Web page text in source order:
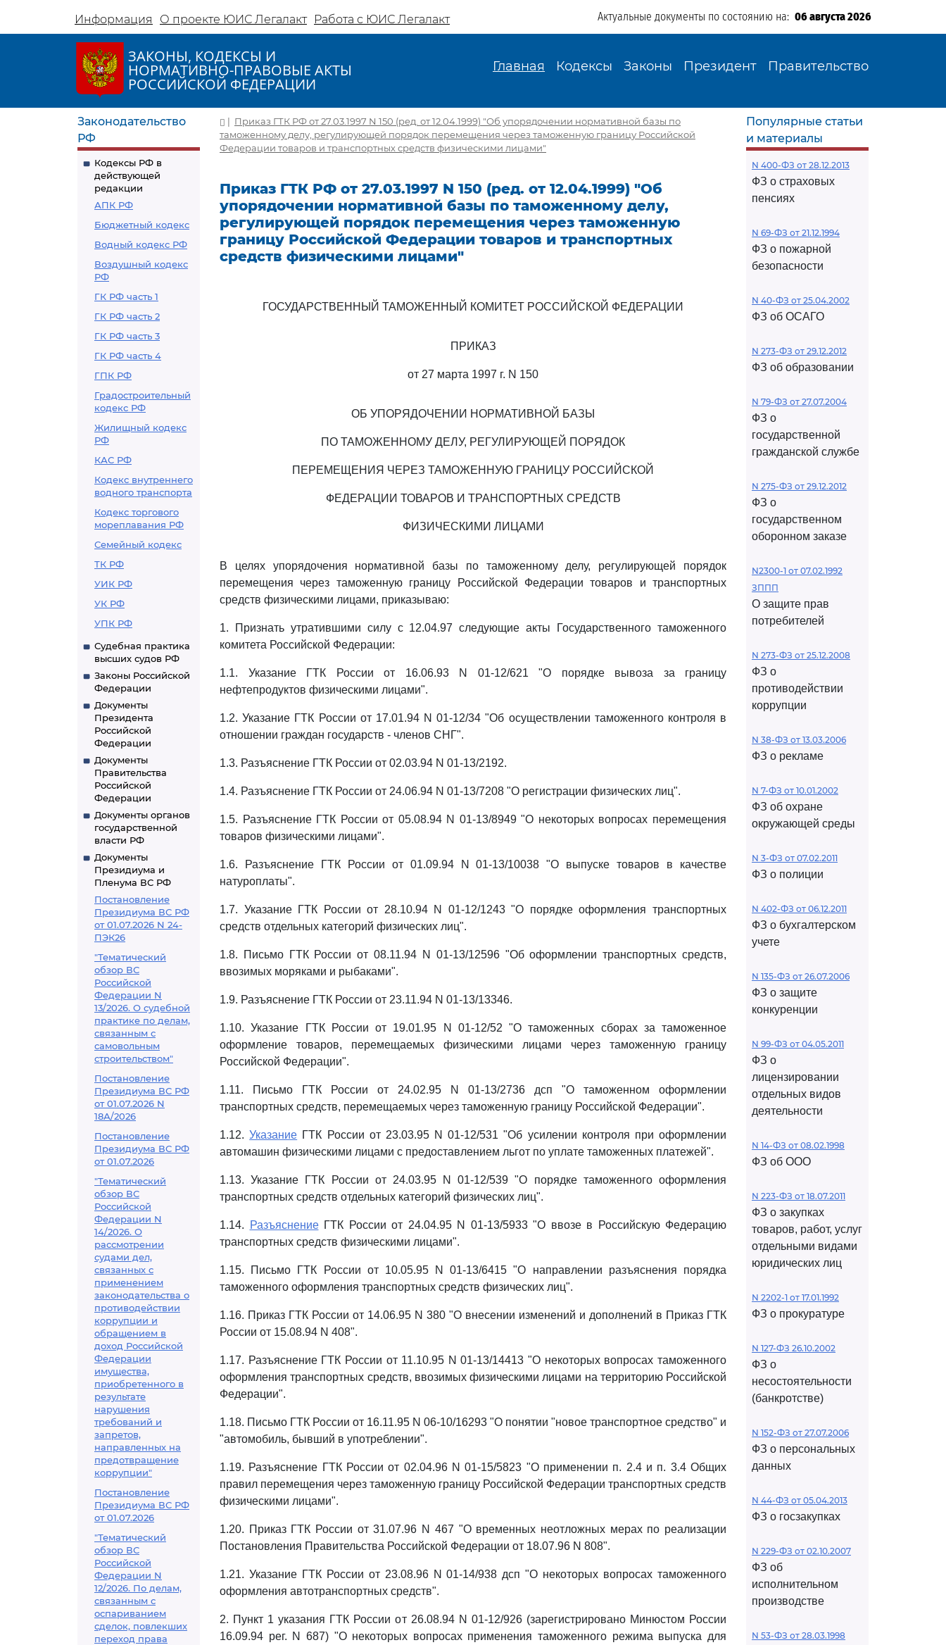
Информация О проекте ЮИС Легалакт Работа с ЮИС Легалакт Актуальные документы по состоянию на: 06 августа 2026
ЗАКОНЫ, КОДЕКСЫ И
НОРМАТИВНО-ПРАВОВЫЕ АКТЫ
РОССИЙСКОЙ ФЕДЕРАЦИИ
Главная Кодексы Законы Президент Правительство
Законодательство
РФ
Кодексы РФ в
действующей
редакции
АПК РФ
Бюджетный кодекс
Водный кодекс РФ
Воздушный кодекс
РФ
ГК РФ часть 1
ГК РФ часть 2
ГК РФ часть 3
ГК РФ часть 4
ГПК РФ
Градостроительный
кодекс РФ
Жилищный кодекс
РФ
КАС РФ
Кодекс внутреннего
водного транспорта
Кодекс торгового
мореплавания РФ
Семейный кодекс
ТК РФ
УИК РФ
УК РФ
УПК РФ
Судебная практика
высших судов РФ
Законы Российской
Федерации
Документы
Президента
Российской
Федерации
Документы
Правительства
Российской
Федерации
Документы органов
государственной
власти РФ
Документы
Президиума и
Пленума ВС РФ
Постановление
Президиума ВС РФ
от 01.07.2026 N 24-
ПЭК26
"Тематический
обзор ВС
Российской
Федерации N
13/2026. О судебной
практике по делам,
связанным с
самовольным
строительством"
Постановление
Президиума ВС РФ
от 01.07.2026 N
18А/2026
Постановление
Президиума ВС РФ
от 01.07.2026
"Тематический
обзор ВС
Российской
Федерации N
14/2026. О
рассмотрении
судами дел,
связанных с
применением
законодательства о
противодействии
коррупции и
обращением в
доход Российской
Федерации
имущества,
приобретенного в
результате
нарушения
требований и
запретов,
направленных на
предотвращение
коррупции"
Постановление
Президиума ВС РФ
от 01.07.2026
"Тематический
обзор ВС
Российской
Федерации N
12/2026. По делам,
связанным с
оспариванием
сделок, повлекших
переход права
| Приказ ГТК РФ от 27.03.1997 N 150 (ред. от 12.04.1999) "Об упорядочении нормативной базы по
таможенному делу, регулирующей порядок перемещения через таможенную границу Российской
Федерации товаров и транспортных средств физическими лицами"
Приказ ГТК РФ от 27.03.1997 N 150 (ред. от 12.04.1999) "Об
упорядочении нормативной базы по таможенному делу,
регулирующей порядок перемещения через таможенную
границу Российской Федерации товаров и транспортных
средств физическими лицами"
ГОСУДАРСТВЕННЫЙ ТАМОЖЕННЫЙ КОМИТЕТ РОССИЙСКОЙ ФЕДЕРАЦИИ
ПРИКАЗ
от 27 марта 1997 г. N 150
ОБ УПОРЯДОЧЕНИИ НОРМАТИВНОЙ БАЗЫ
ПО ТАМОЖЕННОМУ ДЕЛУ, РЕГУЛИРУЮЩЕЙ ПОРЯДОК
ПЕРЕМЕЩЕНИЯ ЧЕРЕЗ ТАМОЖЕННУЮ ГРАНИЦУ РОССИЙСКОЙ
ФЕДЕРАЦИИ ТОВАРОВ И ТРАНСПОРТНЫХ СРЕДСТВ
ФИЗИЧЕСКИМИ ЛИЦАМИ
В целях упорядочения нормативной базы по таможенному делу, регулирующей порядок
перемещения через таможенную границу Российской Федерации товаров и транспортных
средств физическими лицами, приказываю:
1. Признать утратившими силу с 12.04.97 следующие акты Государственного таможенного
комитета Российской Федерации:
1.1. Указание ГТК России от 16.06.93 N 01-12/621 "О порядке вывоза за границу
нефтепродуктов физическими лицами".
1.2. Указание ГТК России от 17.01.94 N 01-12/34 "Об осуществлении таможенного контроля в
отношении граждан государств - членов СНГ".
1.3. Разъяснение ГТК России от 02.03.94 N 01-13/2192.
1.4. Разъяснение ГТК России от 24.06.94 N 01-13/7208 "О регистрации физических лиц".
1.5. Разъяснение ГТК России от 05.08.94 N 01-13/8949 "О некоторых вопросах перемещения
товаров физическими лицами".
1.6. Разъяснение ГТК России от 01.09.94 N 01-13/10038 "О выпуске товаров в качестве
натуроплаты".
1.7. Указание ГТК России от 28.10.94 N 01-12/1243 "О порядке оформления транспортных
средств отдельных категорий физических лиц".
1.8. Письмо ГТК России от 08.11.94 N 01-13/12596 "Об оформлении транспортных средств,
ввозимых моряками и рыбаками".
1.9. Разъяснение ГТК России от 23.11.94 N 01-13/13346.
1.10. Указание ГТК России от 19.01.95 N 01-12/52 "О таможенных сборах за таможенное
оформление товаров, перемещаемых физическими лицами через таможенную границу
Российской Федерации".
1.11. Письмо ГТК России от 24.02.95 N 01-13/2736 дсп "О таможенном оформлении
транспортных средств, перемещаемых через таможенную границу Российской Федерации".
1.12.Указание ГТК России от 23.03.95 N 01-12/531 "Об усилении контроля при оформлении
автомашин физическими лицами с предоставлением льгот по уплате таможенных платежей".
1.13. Указание ГТК России от 24.03.95 N 01-12/539 "О порядке таможенного оформления
транспортных средств отдельных категорий физических лиц".
1.14. РазъяснениеГТК России от 24.04.95 N 01-13/5933 "О ввозе в Российскую Федерацию
транспортных средств физическими лицами".
1.15. Письмо ГТК России от 10.05.95 N 01-13/6415 "О направлении разъяснения порядка
таможенного оформления транспортных средств физических лиц".
1.16. Приказ ГТК России от 14.06.95 N 380 "О внесении изменений и дополнений в Приказ ГТК
России от 15.08.94 N 408".
1.17. Разъяснение ГТК России от 11.10.95 N 01-13/14413 "О некоторых вопросах таможенного
оформления транспортных средств, ввозимых физическими лицами на территорию Российской
Федерации".
1.18. Письмо ГТК России от 16.11.95 N 06-10/16293 "О понятии "новое транспортное средство" и
"автомобиль, бывший в употреблении".
1.19. Разъяснение ГТК России от 02.04.96 N 01-15/5823 "О применении п. 2.4 и п. 3.4 Общих
правил перемещения через таможенную границу Российской Федерации транспортных средств
физическими лицами".
1.20. Приказ ГТК России от 31.07.96 N 467 "О временных неотложных мерах по реализации
Постановления Правительства Российской Федерации от 18.07.96 N 808".
1.21. Указание ГТК России от 23.08.96 N 01-14/938 дсп "О некоторых вопросах таможенного
оформления автотранспортных средств".
2. Пункт 1 указания ГТК России от 26.08.94 N 01-12/926 (зарегистрировано Минюстом России
16.09.94 рег. N 687) "О некоторых вопросах применения таможенного режима выпуска для
Популярные статьи
и материалы
N 400-ФЗ от 28.12.2013
ФЗ о страховых
пенсиях
N 69-ФЗ от 21.12.1994
ФЗ о пожарной
безопасности
N 40-ФЗ от 25.04.2002
ФЗ об ОСАГО
N 273-ФЗ от 29.12.2012
ФЗ об образовании
N 79-ФЗ от 27.07.2004
ФЗ о
государственной
гражданской службе
N 275-ФЗ от 29.12.2012
ФЗ о
государственном
оборонном заказе
N2300-1 от 07.02.1992
ЗППП
О защите прав
потребителей
N 273-ФЗ от 25.12.2008
ФЗ о
противодействии
коррупции
N 38-ФЗ от 13.03.2006
ФЗ о рекламе
N 7-ФЗ от 10.01.2002
ФЗ об охране
окружающей среды
N 3-ФЗ от 07.02.2011
ФЗ о полиции
N 402-ФЗ от 06.12.2011
ФЗ о бухгалтерском
учете
N 135-ФЗ от 26.07.2006
ФЗ о защите
конкуренции
N 99-ФЗ от 04.05.2011
ФЗ о
лицензировании
отдельных видов
деятельности
N 14-ФЗ от 08.02.1998
ФЗ об ООО
N 223-ФЗ от 18.07.2011
ФЗ о закупках
товаров, работ, услуг
отдельными видами
юридических лиц
N 2202-1 от 17.01.1992
ФЗ о прокуратуре
N 127-ФЗ 26.10.2002
ФЗ о
несостоятельности
(банкротстве)
N 152-ФЗ от 27.07.2006
ФЗ о персональных
данных
N 44-ФЗ от 05.04.2013
ФЗ о госзакупках
N 229-ФЗ от 02.10.2007
ФЗ об
исполнительном
производстве
N 53-ФЗ от 28.03.1998